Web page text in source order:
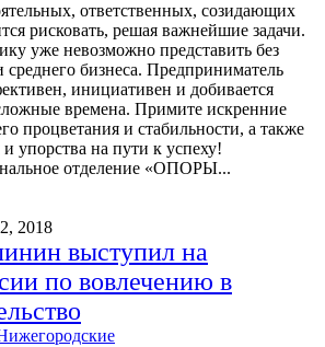
ответственных, созидающих
рисковать, решая важнейшие задачи.
уже невозможно представить без
бизнеса. Предприниматель
инициативен и добивается
времена. Примите искренние
процветания и стабильности, а также
и упорства на пути к успеху!
отделение «ОПОРЫ...
2018
выступил на
по вовлечению в